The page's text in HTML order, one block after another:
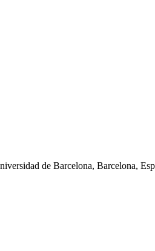
de Barcelona, Barcelona,